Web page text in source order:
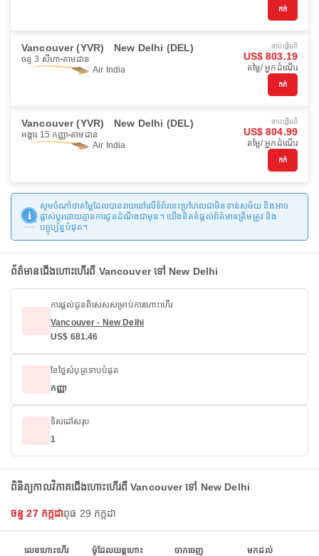
កក់
Vancouver (YVR) New Delhi (DEL)
ចន្ទ 3 សីហា តាមដាន
Air India
ចាប់ផ្ដើមពី
US$ 803.19
តម្លៃ/ អ្នកដំណើរ
កក់
Vancouver (YVR) New Delhi (DEL)
អង្គារ 15 កញ្ញា តាមដាន
Air India
ចាប់ផ្ដើមពី
US$ 804.99
តម្លៃ/ អ្នកដំណើរ
កក់
សូមចំណាំថាតម្លៃដែលបានរាយនៅលើទំព័រនេះប្រហែលជាមិនទាន់សម័យ និងអាច
ផ្លាស់ប្តូរដោយគ្មានការជូនដំណឹងជាមុន។ យើងខិតខំផ្តល់ព័ត៌មានត្រឹមត្រូវ និង
បច្ចុប្បន្នបំផុត។
ព័ត៌មានជើងហោះហើរពី Vancouver ទៅ New Delhi
ការផ្តល់ជូនពិសេសសម្រាប់ការហោះហើរ
Vancouver - New Delhi
US$ 681.46
ខែថ្លៃសំបុត្រទាបបំផុត
កញ្ញា
ទិសដៅសរុប
1
ពិនិត្យកាលវិភាគជើងហោះហើរពី Vancouver ទៅ New Delhi
ចន្ទ 27 កក្កដាពុធ 29 កក្កដា
លេខហោះហើរ ម៉ូដែលយន្តហោះ ចាកចេញ មកដល់